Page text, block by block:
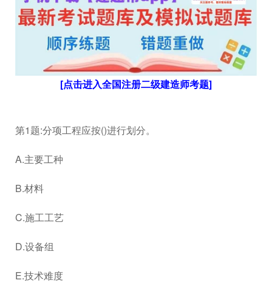
[点击进入全国注册二级建造师考题]
第1题:分项工程应按()进行划分。
A.主要工种
B.材料
C.施工工艺
D.设备组
E.技术难度